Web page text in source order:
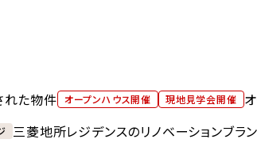
れた物件 オープンハウス開催 現地見学会開催
三菱地所レジデンスのリノベーションブラ